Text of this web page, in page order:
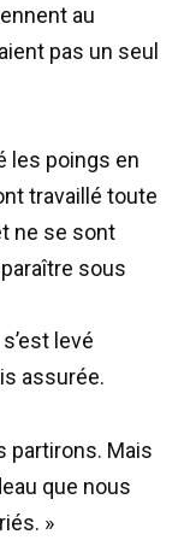
au
pas un seul
les poings en
travaillé toute
ne se sont
sous
levé
assurée.
partirons. Mais
que nous
»